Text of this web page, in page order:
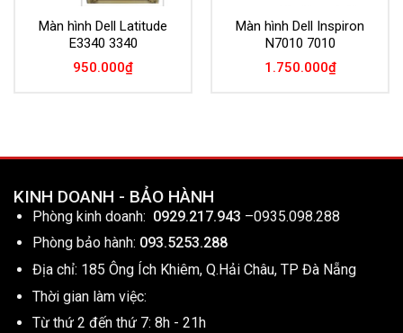
Màn hình Dell Latitude
E3340 3340
950.000₫
Màn hình Dell Inspiron
N7010 7010
1.750.000₫
KINH DOANH - BẢO HÀNH
Phòng kinh doanh: 0929.217.943 –0935.098.288
Phòng bảo hành: 093.5253.288
Địa chỉ: 185 Ông Ích Khiêm, Q.Hải Châu, TP Đà Nẵng
Thời gian làm việc:
Từ thứ 2 đến thứ 7: 8h - 21h